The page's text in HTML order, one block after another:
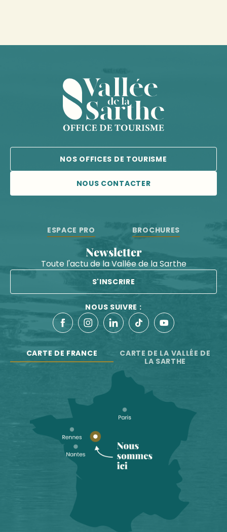
NOS OFFICES DE TOURISME
NOUS CONTACTER
ESPACE PRO BROCHURES
Newsletter
Toute l'actu de la Vallée de la Sarthe
S'INSCRIRE
NOUS SUIVRE :
CARTE DE FRANCE
CARTE DE LA VALLÉE DE
LA SARTHE